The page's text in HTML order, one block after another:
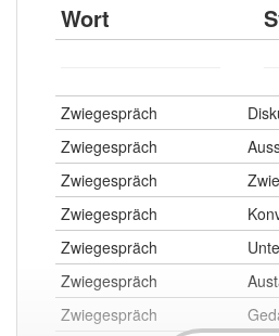
Wort
Zwiegespräch
Zwiegespräch
Zwiegespräch
Zwiegespräch
Zwiegespräch
Zwiegespräch
Zwiegespräch